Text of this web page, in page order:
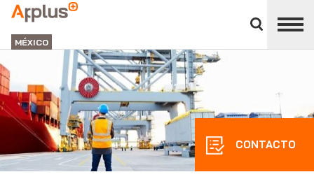
panel
APPLUS+
GROUP
MÉXICO
CONTACTO